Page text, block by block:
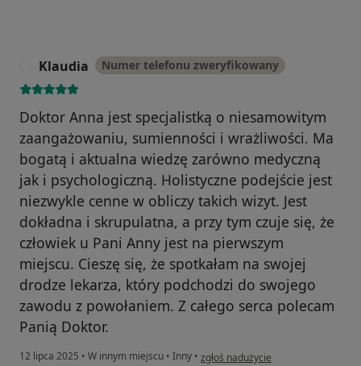
Klaudia Numer telefonu zweryfikowany
Doktor Anna jest specjalistką o niesamowitym
zaangażowaniu, sumienności i wrażliwości. Ma
bogatą i aktualna wiedzę zarówno medyczną
jak i psychologiczną. Holistyczne podejście jest
niezwykle cenne w obliczy takich wizyt. Jest
dokładna i skrupulatna, a przy tym czuje się, że
człowiek u Pani Anny jest na pierwszym
miejscu. Cieszę się, że spotkałam na swojej
drodze lekarza, który podchodzi do swojego
zawodu z powołaniem. Z całego serca polecam
Panią Doktor.
12 lipca 2025 • W innym miejscu • Inny • w opinii użytkownika Klaudia
zgłoś nadużycie